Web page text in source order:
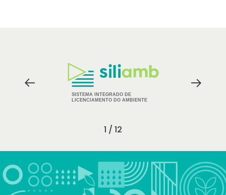
Parceiros
SISTEMA INTEGRADO DE
LICENCIAMENTO DO AMBIENTE
1 / 12